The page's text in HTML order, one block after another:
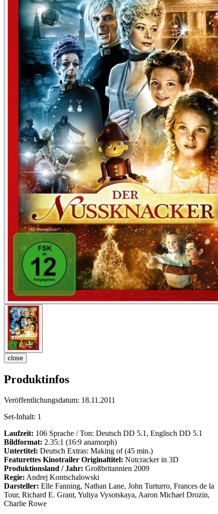
close
Produktinfos
Veröffentlichungsdatum: 18.11.2011
Set-Inhalt: 1
Laufzeit: 106 Sprache / Ton: Deutsch DD 5.1, Englisch DD 5.1
Bildformat: 2.35:1 (16:9 anamorph)
Untertitel: Deutsch Extras: Making of (45 min.)
Featurettes Kinotrailer Originaltitel: Nutcracker in 3D
Produktionsland / Jahr: Großbritannien 2009
Regie: Andrej Kontschalowski
Darsteller: Elle Fanning, Nathan Lane, John Turturro, Frances de la
Tour, Richard E. Grant, Yuliya Vysotskaya, Aaron Michael Drozin,
Charlie Rowe